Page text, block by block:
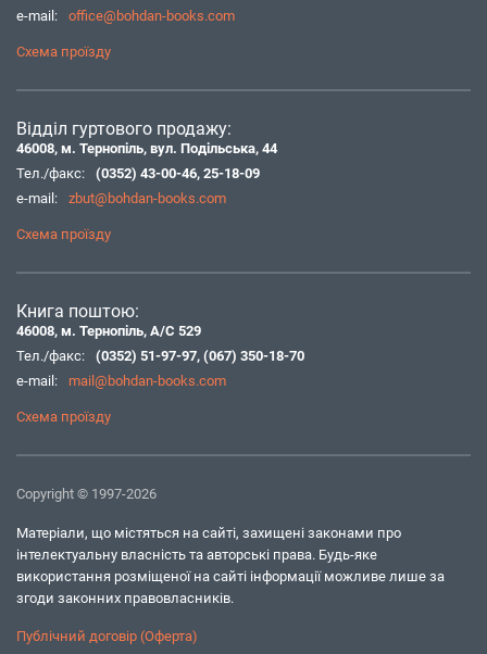
e-mail:
office@bohdan-books.com
Схема проїзду
Відділ гуртового продажу:
46008, м. Тернопіль, вул. Подільська, 44
Тел./факс:
(0352) 43-00-46, 25-18-09
e-mail:
zbut@bohdan-books.com
Схема проїзду
Книга поштою:
46008, м. Тернопіль, А/С 529
Тел./факс:
(0352) 51-97-97, (067) 350-18-70
e-mail:
mail@bohdan-books.com
Схема проїзду
Copyright © 1997-2026
Матеріали, що містяться на сайті, захищені законами про
інтелектуальну власність та авторські права. Будь-яке
використання розміщеної на сайті інформації можливе лише за
згоди законних правовласників.
Публічний договір (Оферта)